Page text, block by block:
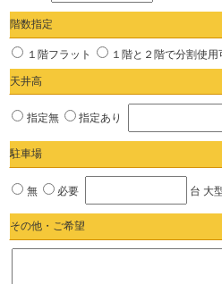
階数指定
１階フラット １階と２階で分割使用
天井高
指定無 指定あり
駐車場
無 必要 台 大
その他・ご希望